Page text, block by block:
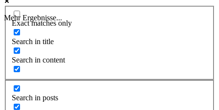
Mehr Ergebnisse...
Exact matches only
Search in title
Search in content
Search in posts